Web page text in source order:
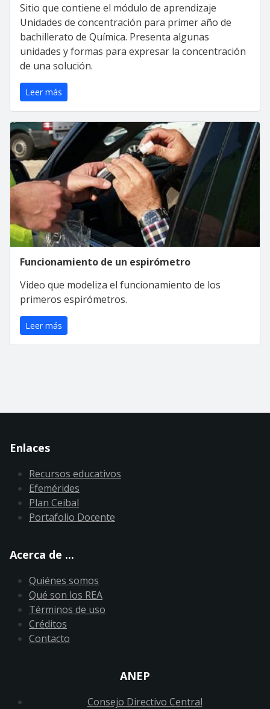
Sitio que contiene el módulo de aprendizaje
Unidades de concentración para primer año de
bachillerato de Química. Presenta algunas
unidades y formas para expresar la concentración
de una solución.
Leer más
Funcionamiento de un espirómetro
Video que modeliza el funcionamiento de los
primeros espirómetros.
Leer más
Enlaces
Recursos educativos
Efemérides
Plan Ceibal
Portafolio Docente
Acerca de ...
Quiénes somos
Qué son los REA
Términos de uso
Créditos
Contacto
ANEP
Consejo Directivo Central